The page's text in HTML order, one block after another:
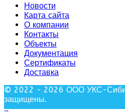
Новости
Карта сайта
О компании
Контакты
Объекты
Документация
Сертификаты
Доставка
© 2022 - 2026 ООО УКС-
защищены.